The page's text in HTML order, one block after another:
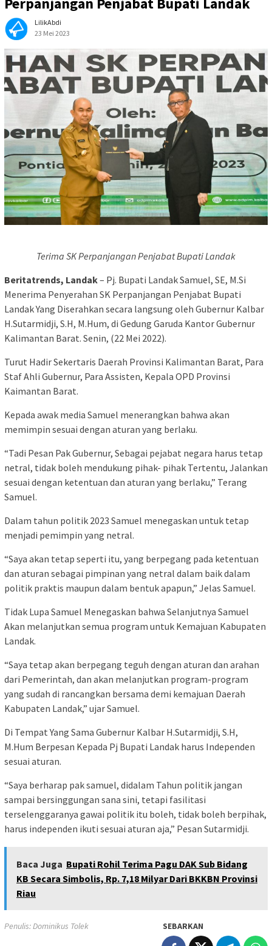
LilikAbdi
23 Mei 2023
Terima SK Perpanjangan Penjabat Bupati Landak
Beritatrends, Landak– Pj. Bupati Landak Samuel, SE, M.Si
Menerima Penyerahan SK Perpanjangan Penjabat Bupati
Landak Yang Diserahkan secara langsung oleh Gubernur Kalbar
H.Sutarmidji, S.H, M.Hum, di Gedung Garuda Kantor Gubernur
Kalimantan Barat. Senin, (22 Mei 2022).
Turut Hadir Sekertaris Daerah Provinsi Kalimantan Barat, Para
Staf Ahli Gubernur, Para Assisten, Kepala OPD Provinsi
Kaimantan Barat.
Kepada awak media Samuel menerangkan bahwa akan
memimpin sesuai dengan aturan yang berlaku.
“Tadi Pesan Pak Gubernur, Sebagai pejabat negara harus tetap
netral, tidak boleh mendukung pihak- pihak Tertentu, Jalankan
sesuai dengan ketentuan dan aturan yang berlaku,” Terang
Samuel.
Dalam tahun politik 2023 Samuel menegaskan untuk tetap
menjadi pemimpin yang netral.
“Saya akan tetap seperti itu, yang berpegang pada ketentuan
dan aturan sebagai pimpinan yang netral dalam baik dalam
politik praktis maupun dalam bentuk apapun,” Jelas Samuel.
Tidak Lupa Samuel Menegaskan bahwa Selanjutnya Samuel
Akan melanjutkan semua program untuk Kemajuan Kabupaten
Landak.
“Saya tetap akan berpegang teguh dengan aturan dan arahan
dari Pemerintah, dan akan melanjutkan program-program
yang sudah di rancangkan bersama demi kemajuan Daerah
Kabupaten Landak,” ujar Samuel.
Di Tempat Yang Sama Gubernur Kalbar H.Sutarmidji, S.H,
M.Hum Berpesan Kepada Pj Bupati Landak harus Independen
sesuai aturan.
“Saya berharap pak samuel, didalam Tahun politik jangan
sampai bersinggungan sana sini, tetapi fasilitasi
terselenggaranya gawai politik itu boleh, tidak boleh berpihak,
harus independen ikuti sesuai aturan aja,” Pesan Sutarmidji.
Baca Juga Bupati Rohil Terima Pagu DAK Sub Bidang
KB Secara Simbolis, Rp. 7,18 Milyar Dari BKKBN Provinsi
Riau
Penulis: Dominikus Tolek SEBARKAN